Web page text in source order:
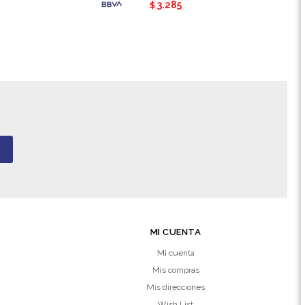
$ 3.285
MI CUENTA
Mi cuenta
Mis compras
Mis direcciones